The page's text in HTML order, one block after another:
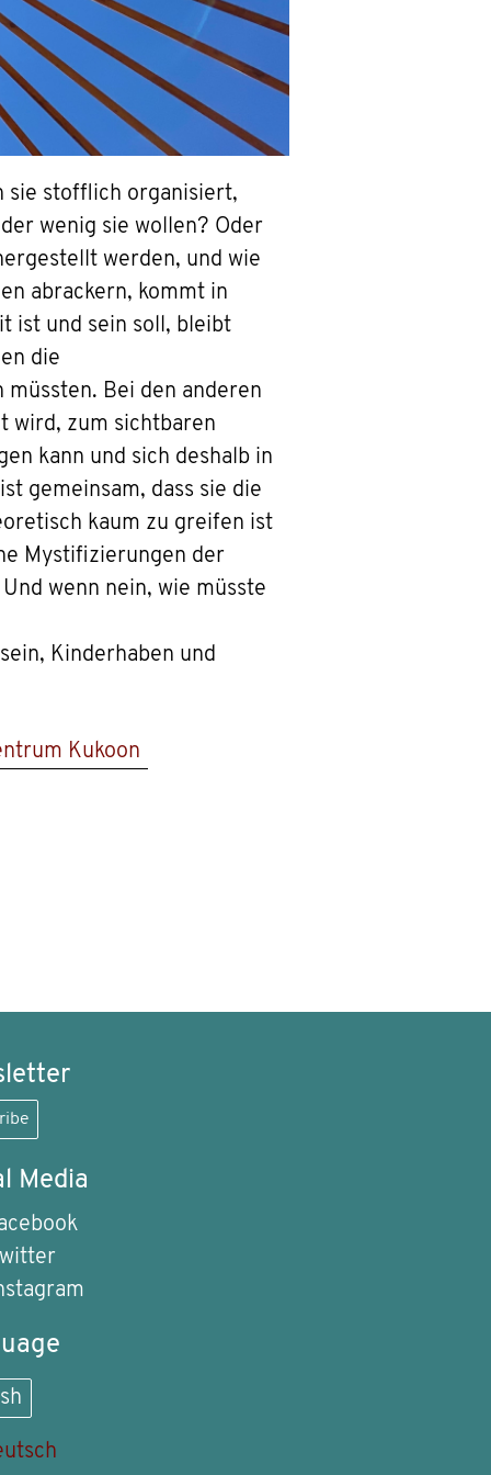
sie stofflich organisiert,
wenig sie wollen? Oder
werden, und wie
abrackern, kommt in
ist und sein soll, bleibt
die
Bei den anderen
wird, zum sichtbaren
kann und sich deshalb in
gemeinsam, dass sie die
kaum zu greifen ist
Mystifizierungen der
wenn nein, wie müsste
Kinderhaben und
Kukoon
Media